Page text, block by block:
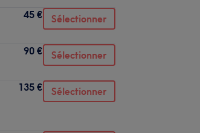
45 € Sélectionner
90 € Sélectionner
135 € Sélectionner